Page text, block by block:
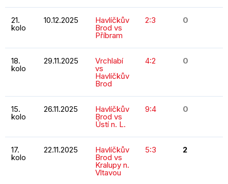
21.
kolo
10.12.2025 Havlíčkův
Brod vs
Příbram
2:3 0
18.
kolo
29.11.2025 Vrchlabí
vs
Havlíčkův
Brod
4:2 0
15.
kolo
26.11.2025 Havlíčkův
Brod vs
Ústí n. L.
9:4 0
17.
kolo
22.11.2025 Havlíčkův
Brod vs
Kralupy n.
Vltavou
5:3 2